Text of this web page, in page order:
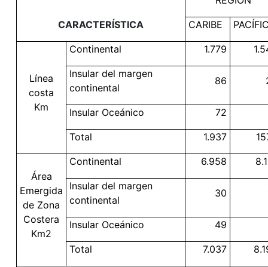
CARACTERÍSTICA CARIBE
Línea
costa
Km
Continental 1.779
Insular del margen
continental
86
Insular Oceánico 72
Total 1.937
Área
Emergida
de Zona
Costera
Km2
Continental 6.958
Insular del margen
continental
30
Insular Oceánico 49
Total 7.037